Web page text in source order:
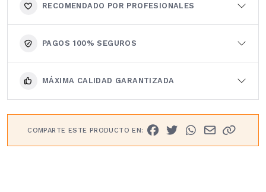
RECOMENDADO POR PROFESIONALES
PAGOS 100% SEGUROS
MÁXIMA CALIDAD GARANTIZADA
COMPARTE ESTE PRODUCTO EN: